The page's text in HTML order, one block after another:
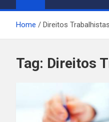
Home Direitos Trabalhistas
Tag: Direitos